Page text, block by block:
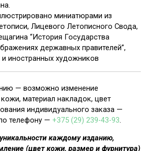
миниатюрами из
Лицевого Летописного Свода,
“История Государства
державных правителей”,
и иностранных художников
— возможно изменение
материал накладок, цвет
индивидуального заказа —
телефону — +375 (29) 239-43-93.
каждому изданию,
(цвет кожи, размер и фурнитура)